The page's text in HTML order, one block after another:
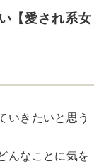
【愛され系女
いきたいと思う
んなことに気を